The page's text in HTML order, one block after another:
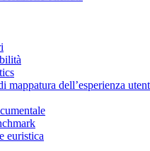
mappatura dell’esperienza
euristica